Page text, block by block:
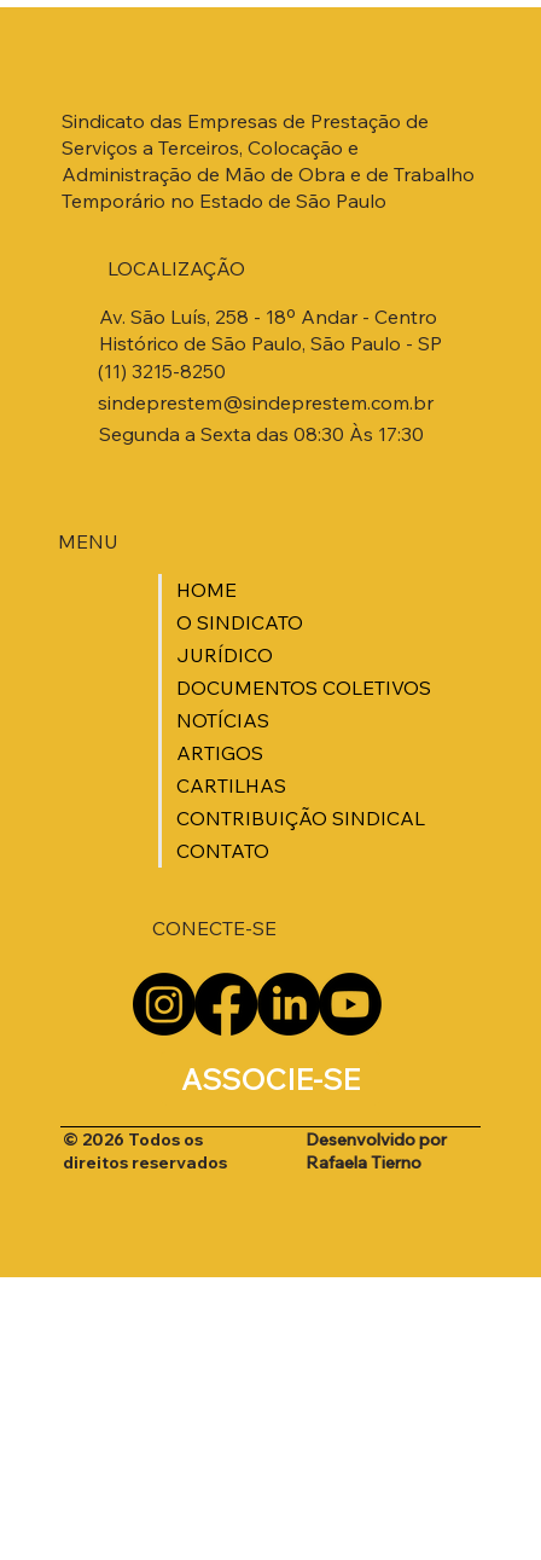
Sindicato das Empresas de Prestação de
Serviços a Terceiros, Colocação e
Administração de Mão de Obra e de Trabalho
Temporário no Estado de São Paulo
MENU
HOME
O SINDICATO
JURÍDICO
DOCUMENTOS COLETIVOS
NOTÍCIAS
ARTIGOS
CARTILHAS
CONTRIBUIÇÃO SINDICAL
CONTATO
Av. São Luís, 258 - 18º Andar - Centro
Histórico de São Paulo, São Paulo - SP
(11) 3215-8250
sindeprestem@sindeprestem.com.br
Segunda a Sexta das 08:30 Às 17:30
LOCALIZAÇÃO
ASSOCIE-SE
CONECTE-SE
© 2026 Todos os
direitos reservados
Desenvolvido por
Rafaela Tierno